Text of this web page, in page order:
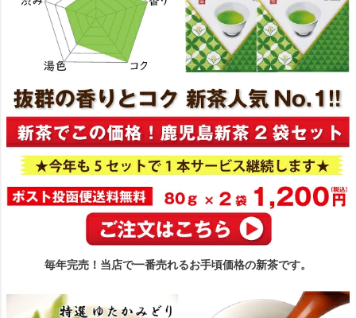
毎年完売！当店で一番売れるお手頃価格の新茶です。